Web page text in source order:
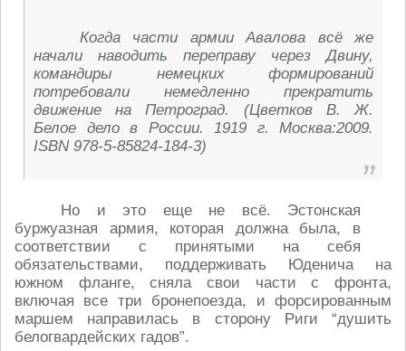
Когда части армии Авалова всё же
начали наводить переправу через Двину,
командиры немецких формирований
потребовали немедленно прекратить
движение на Петроград. (Цветков В. Ж.
Белое дело в России. 1919 г. Москва:2009.
ISBN 978-5-85824-184-3)
Но и это еще не всё. Эстонская
буржуазная армия, которая должна была, в
соответствии с принятыми на себя
обязательствами, поддерживать Юденича на
южном фланге, сняла свои части с фронта,
включая все три бронепоезда, и форсированным
маршем направилась в сторону Риги “душить
белогвардейских гадов”.